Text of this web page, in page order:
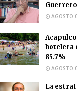
Guerrero
AGOSTO
hotelera
85.7%
AGOSTO
La